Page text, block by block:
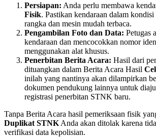
Persiapan: Anda perlu membawa
Fisik. Pastikan kendaraan dalam
rangka dan mesin mudah terbaca.
Pengambilan Foto dan Data: Petugas
kendaraan dan mencocokkan nomor
menggunakan alat khusus.
Penerbitan Berita Acara: Hasil dari
dituangkan dalam Berita Acara Hasil
inilah yang nantinya akan dilampirkan
dokumen pendukung lainnya untuk
registrasi penerbitan STNK baru.
Tanpa Berita Acara hasil pemeriksaan fisik
Duplikat STNK Anda akan ditolak karena
verifikasi data kepolisian.